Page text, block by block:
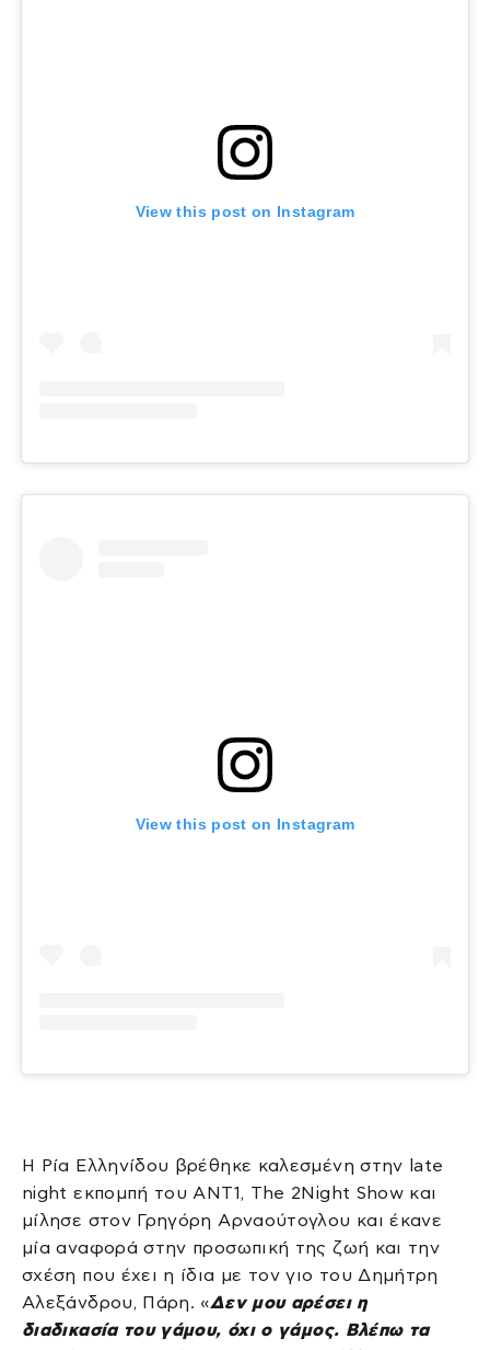
View this post on Instagram
View this post on Instagram
Η Ρία Ελληνίδου βρέθηκε καλεσμένη στην late
night εκπομπή του ΑΝΤ1, The 2Night Show και
μίλησε στον Γρηγόρη Αρναούτογλου και έκανε
μία αναφορά στην προσωπική της ζωή και την
σχέση που έχει η ίδια με τον γιο του Δημήτρη
Αλεξάνδρου, Πάρη. «Δεν μου αρέσει η
διαδικασία του γάμου, όχι ο γάμος. Βλέπω τα